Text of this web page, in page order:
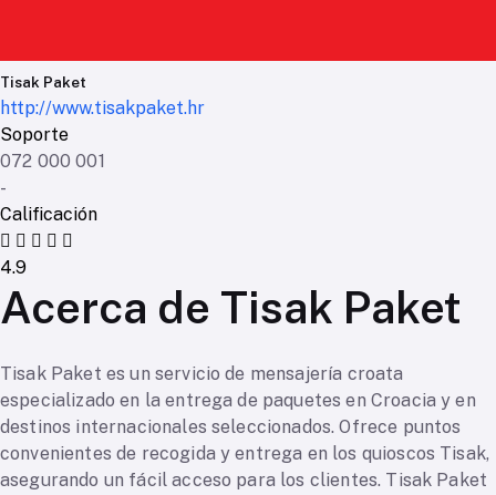
Tisak Paket
http://www.tisakpaket.hr
Soporte
072 000 001
-
Calificación
4.9
Acerca de Tisak Paket
Tisak Paket es un servicio de mensajería croata
especializado en la entrega de paquetes en Croacia y en
destinos internacionales seleccionados. Ofrece puntos
convenientes de recogida y entrega en los quioscos Tisak,
asegurando un fácil acceso para los clientes. Tisak Paket